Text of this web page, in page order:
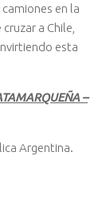
en la
a Chile,
esta
–
Argentina.